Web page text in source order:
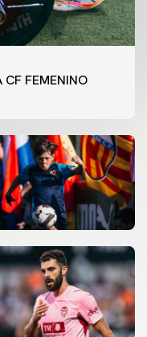
CF FEMENINO
CF FEMENINO